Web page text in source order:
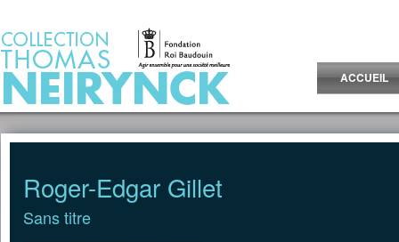
ACCUEIL
Roger-Edgar Gillet
Sans titre